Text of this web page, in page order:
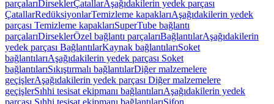
parçalarıDirseklerÇatallarAşağıdakilerin yedek parçası
ÇatallarRedüksiyonlarTemizleme kapaklarıAşağıdakilerin yedek
parçası Temizleme kapaklarıSuperTube bağlantı
parçalarıDirseklerÖzel bağlantı parçalarıBağlantılarAşağıdakilerin
yedek parçası BağlantılarKaynak bağlantılarıSoket
bağlantılarıAşağıdakilerin yedek parçası Soket
bağlantılarıSıkıştırmalı bağlantılarDiğer malzemelere
geçişlerAşağıdakilerin yedek parçası Diğer malzemelere
geçişlerSıhhi tesisat ekipmanı bağlantılarıAşağıdakilerin yedek
parçası Sıhhi tesisat ekipmanı bağlantılarıSifon